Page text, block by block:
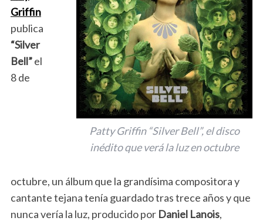
Patty Griffin “Silver Bell”, el disco
inédito que verá la luz en octubre
Griffin
publica
“Silver
Bell”el
8 de
octubre, un álbum que la grandísima compositora y
cantante tejana tenía guardado tras trece años y que
nunca vería la luz, producido por Daniel Lanois,